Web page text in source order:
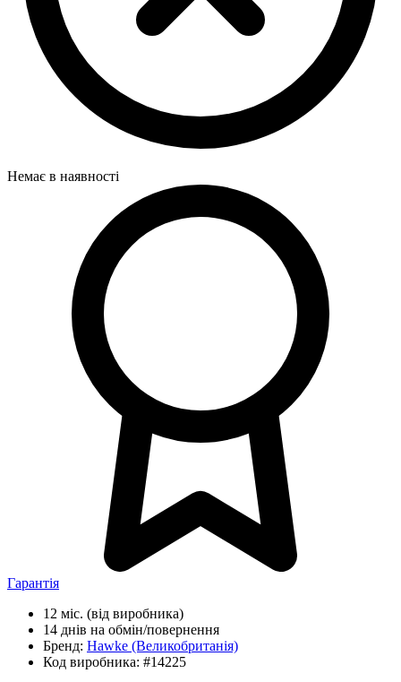
Немає в наявності
Гарантія
12 міс. (від виробника)
14 днів на обмін/повернення
Бренд: Hawke (Великобританія)
Код виробника: #14225